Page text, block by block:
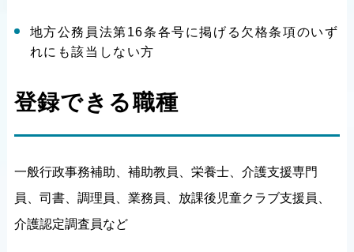
地方公務員法第16条各号に掲げる欠格条項のいず
れにも該当しない方
登録できる職種
一般行政事務補助、補助教員、栄養士、介護支援専門
員、司書、調理員、業務員、放課後児童クラブ支援員、
介護認定調査員など